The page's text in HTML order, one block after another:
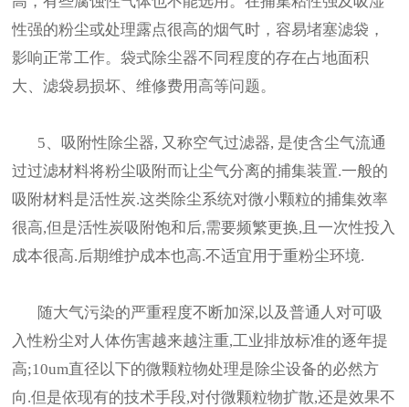
性强的粉尘或处理露点很高的烟气时，容易堵塞滤袋，
影响正常工作。袋式除尘器不同程度的存在占地面积
大、滤袋易损坏、维修费用高等问题。
5、吸附性除尘器, 又称空气过滤器, 是使含尘气流通
过过滤材料将粉尘吸附而让尘气分离的捕集装置.一般的
吸附材料是活性炭.这类除尘系统对微小颗粒的捕集效率
很高,但是活性炭吸附饱和后,需要频繁更换,且一次性投入
成本很高.后期维护成本也高.不适宜用于重粉尘环境.
随大气污染的严重程度不断加深,以及普通人对可吸
入性粉尘对人体伤害越来越注重,工业排放标准的逐年提
高;10um直径以下的微颗粒物处理是除尘设备的必然方
向.但是依现有的技术手段,对付微颗粒物扩散,还是效果不